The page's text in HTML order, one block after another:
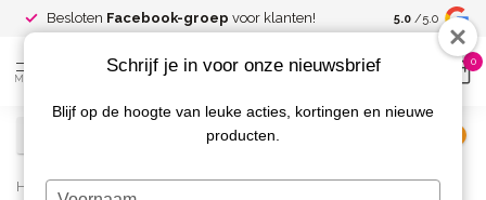
Besloten Facebook-groep voor klanten! Spaar voor
kortingen
5.0 /5.0
MENU
0
Home / Abalone Sea Shell 02
Schrijf je in voor onze nieuwsbrief
Blijf op de hoogte van leuke acties, kortingen en nieuwe
producten.
Typ